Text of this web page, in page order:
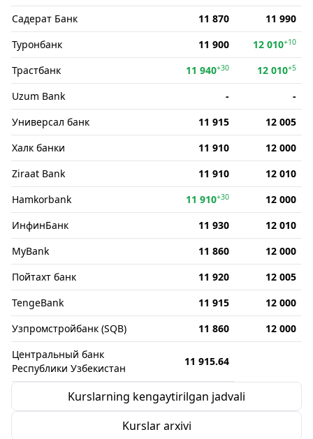
Садерат Банк
11 870
11 990
Туронбанк
11 900 12 010+10
Трастбанк 11 940+30 12 010+5
Uzum Bank -
-
Универсал банк
11 915
12 005
Халк банки
11 910
12 000
Ziraat Bank
11 910
12 010
Hamkorbank
11 910+30
12 000
ИнфинБанк
11 930
12 010
MyBank
11 860
12 000
Пойтахт банк
11 920
12 005
TengeBank
11 915
12 000
Узпромстройбанк (SQB)
11 860
12 000
Центральный банк
Республики Узбекистан
11 915.64
Kurslarning kengaytirilgan jadvali
Kurslar arxivi